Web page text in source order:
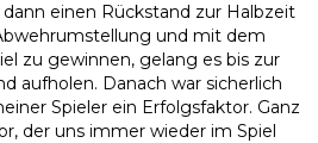
dann einen Rückstand zur Halbzeit
und mit dem
zu gewinnen, gelang es bis zur
aufholen. Danach war sicherlich
Spieler ein Erfolgsfaktor. Ganz
der uns immer wieder im Spiel